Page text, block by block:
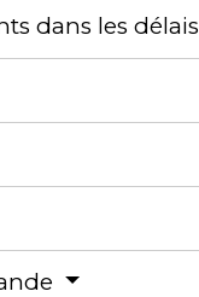
dans les délais